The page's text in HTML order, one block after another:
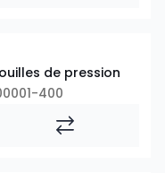
de pression
400